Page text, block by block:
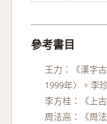
參考書目
王力：《漢字
1999年〉。李
李方桂：《上
周法高：《周